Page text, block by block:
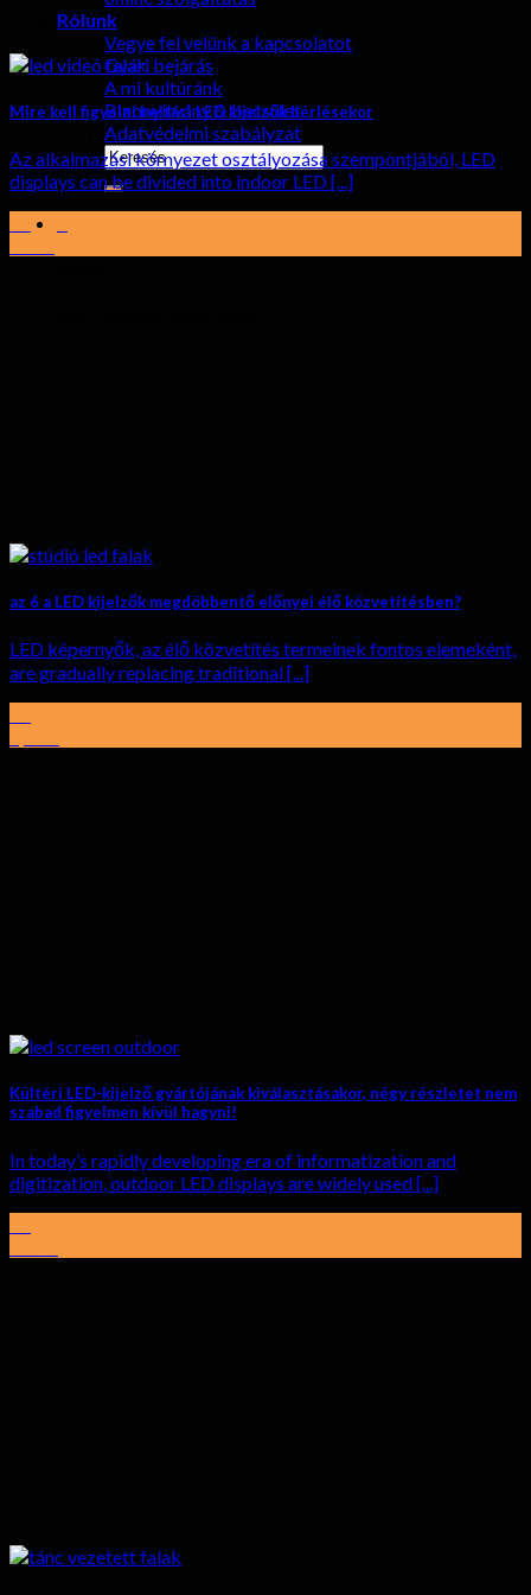
Rólunk
Vegye fel velünk a kapcsolatot
Gyári bejárás
A mi kultúránk
Bizonyítvány & becsület
Adatvédelmi szabályzat
keresése:
Mire kell figyelni beltéri LED kijelzők bérlésekor
Az alkalmazási környezet osztályozása szempontjából, LED
displays can be divided into indoor LED[...]
az 6 a LED kijelzők megdöbbentő előnyei élő közvetítésben?
LED képernyők, az élő közvetítés termeinek fontos elemeként,
are gradually replacing traditional[...]
Kültéri LED-kijelző gyártójának kiválasztásakor, négy részletet nem
szabad figyelmen kívül hagyni!
In today’s rapidly developing era of informatization and
digitization outdoor LED displays are widely used[...]